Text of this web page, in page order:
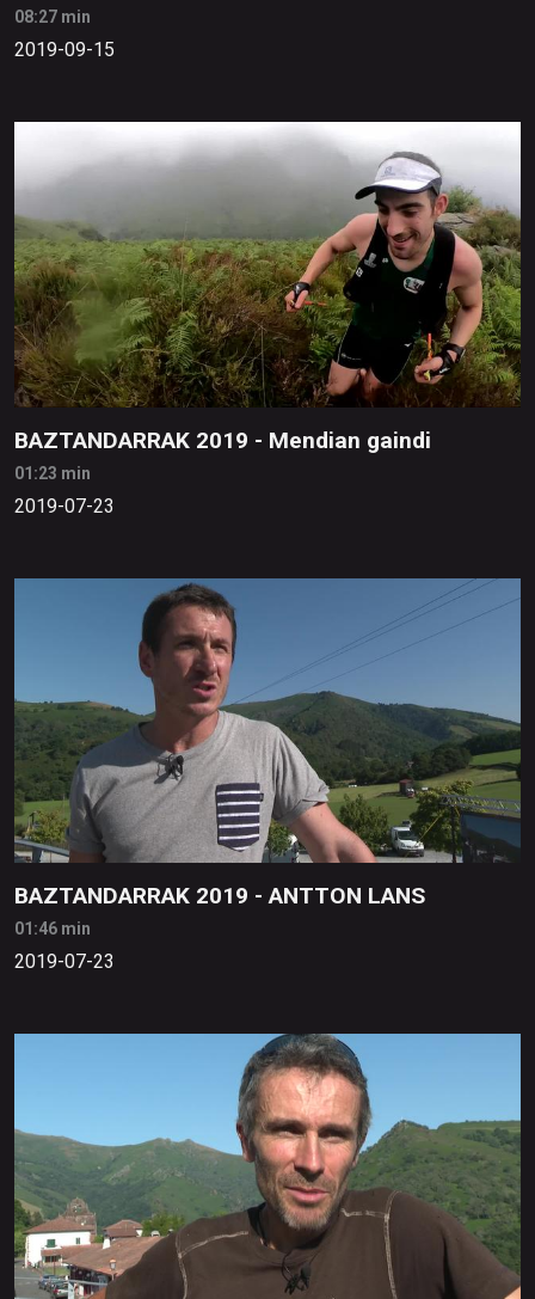
08:27 min
2019-09-15
BAZTANDARRAK 2019 - Mendian gaindi
01:23 min
2019-07-23
BAZTANDARRAK 2019 - ANTTON LANS
01:46 min
2019-07-23